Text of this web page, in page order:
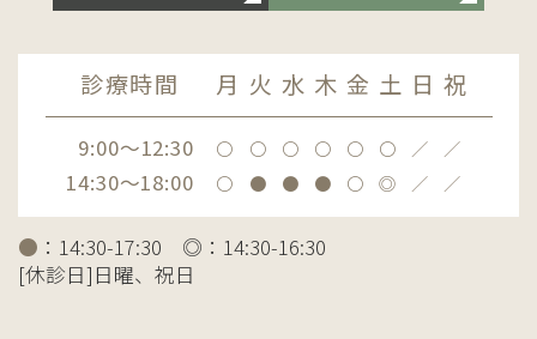
診療時間 月 火 水 木 金 土 日 祝
9:00～12:30 〇 〇 〇 〇 〇 〇 ／ ／
14:30～18:00 〇 ● ● ● 〇 ◎ ／ ／
● ：14:30-17:30 ◎：14:30-16:30
[休診日]日曜、祝日